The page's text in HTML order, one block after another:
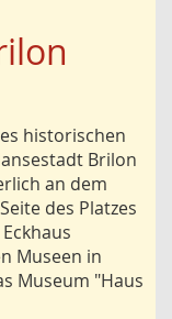
historischen
Brilon
an dem
des Platzes
Museen in
Museum "Haus